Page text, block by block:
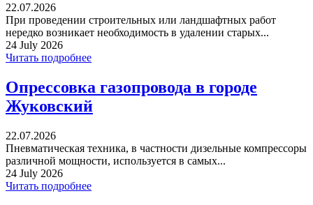
22.07.2026
При проведении строительных или ландшафтных работ
нередко возникает необходимость в удалении старых...
24 July 2026
Читать подробнее
Опрессовка газопровода в городе
Жуковский
22.07.2026
Пневматическая техника, в частности дизельные компрессоры
различной мощности, используется в самых...
24 July 2026
Читать подробнее